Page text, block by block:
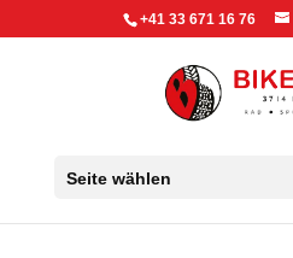
+41 33 671 16 76
Seite wählen